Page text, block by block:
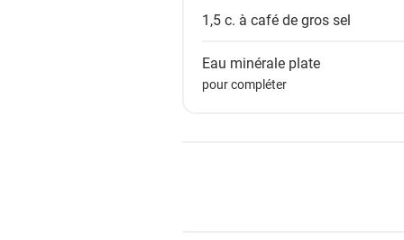
1,5 c. à café degros sel
Eau minérale plate
pour compléter